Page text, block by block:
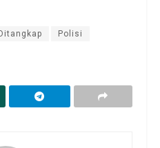
Polisi